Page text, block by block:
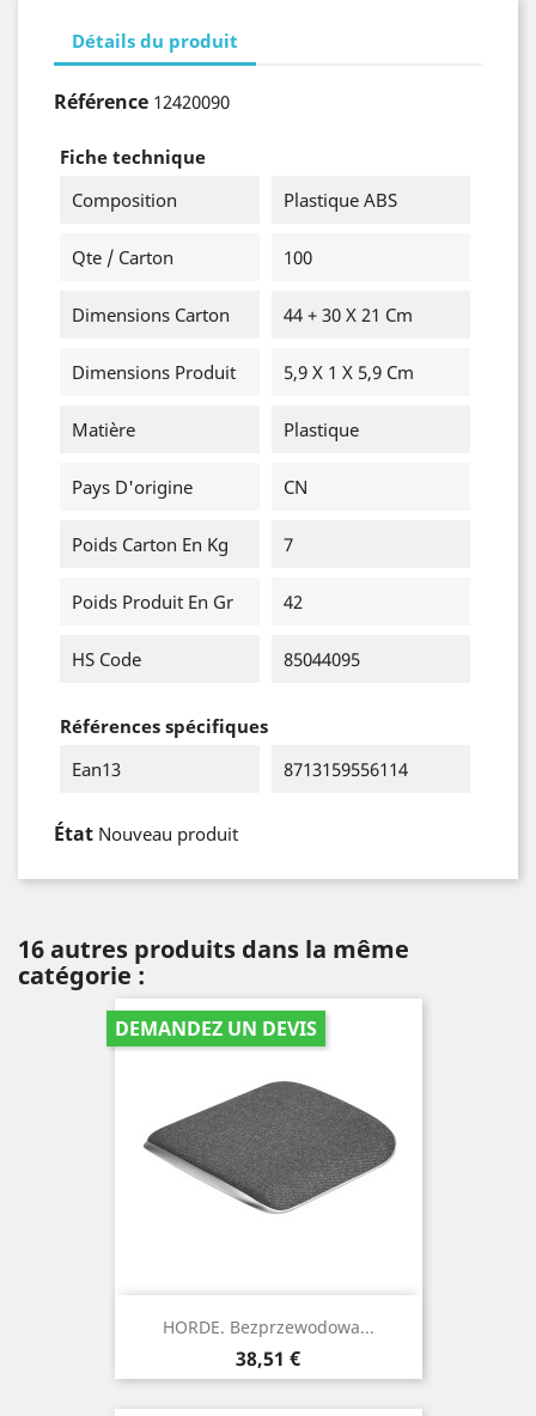
Détails du produit
Référence 12420090
Fiche technique
Composition
Plastique ABS
Qte / Carton 100
Dimensions Carton 44 + 30 X 21 Cm
Dimensions Produit 5,9 X 1 X 5,9 Cm
Matière Plastique
Pays D'origine CN
Poids Carton En Kg 7
Poids Produit En Gr 42
HS Code 85044095
Références spécifiques
Ean13
8713159556114
État Nouveau produit
16 autres produits dans la même
catégorie :
HORDE. Bezprzewodowa...
Prix
38,51 €
DEMANDEZ UN DEVIS